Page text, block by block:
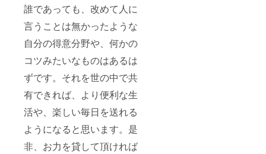
誰であっても、改めて人に
言うことは無かったような
自分の得意分野や、何かの
コツみたいなものはあるは
ずです。それを世の中で共
有できれば、より便利な生
活や、楽しい毎日を送れる
ようになると思います。是
非、お力を貸して頂ければ